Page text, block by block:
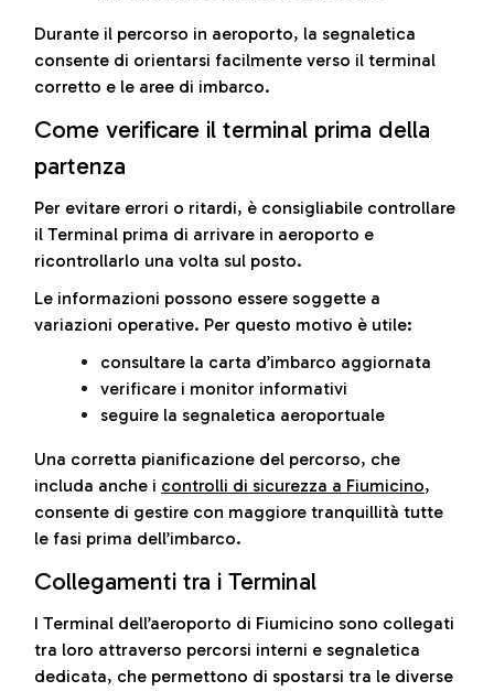
Durante il percorso in aeroporto, la segnaletica
consente di orientarsi facilmente verso il terminal
corretto e le aree di imbarco.
Come verificare il terminal prima della
partenza
Per evitare errori o ritardi, è consigliabile controllare
il Terminal prima di arrivare in aeroporto e
ricontrollarlo una volta sul posto.
Le informazioni possono essere soggette a
variazioni operative. Per questo motivo è utile:
consultare la carta d’imbarco aggiornata
verificare i monitor informativi
seguire la segnaletica aeroportuale
Una corretta pianificazione del percorso, che
includa anche i controlli di sicurezza a Fiumicino,
consente di gestire con maggiore tranquillità tutte
le fasi prima dell’imbarco.
Collegamenti tra i Terminal
I Terminal dell’aeroporto di Fiumicino sono collegati
tra loro attraverso percorsi interni e segnaletica
dedicata, che permettono di spostarsi tra le diverse